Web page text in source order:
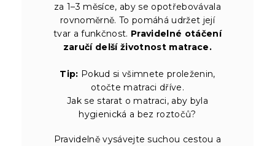
za 1–3 měsíce, aby se opotřebovávala
rovnoměrně. To pomáhá udržet její
tvar a funkčnost. Pravidelné otáčení
zaručí delší životnost matrace.
Tip: Pokud si všimnete proleženin,
otočte matraci dříve.
Jak se starat o matraci, aby byla
hygienická a bez roztočů?
Pravidelně vysávejte suchou cestou a